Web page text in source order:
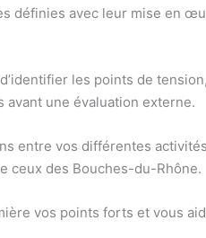
définies avec leur mise en
les points de
une évaluation externe.
entre vos différentes
ceux des Bouches-du-Rhône.
vos points forts et vous